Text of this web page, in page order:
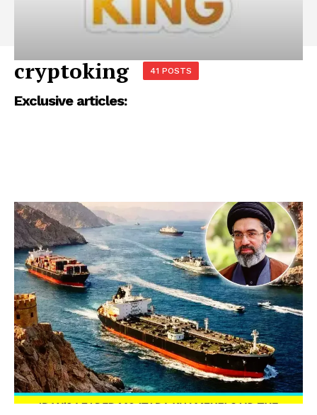
cryptoking 41 POSTS
Exclusive articles: